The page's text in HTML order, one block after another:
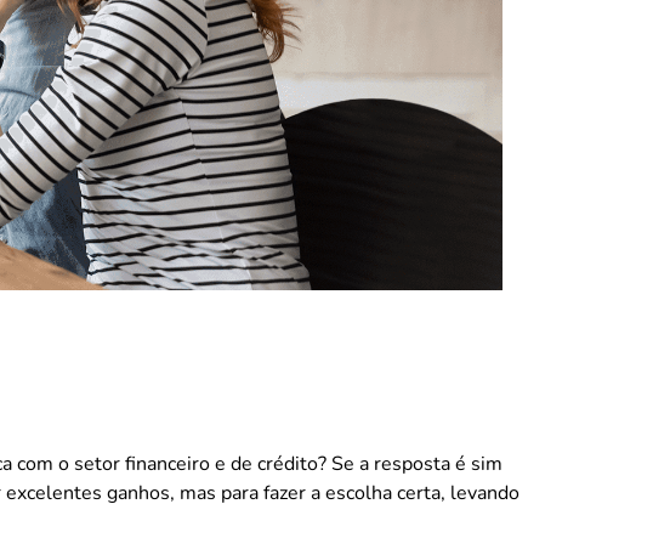
com o setor financeiro e de crédito? Se a resposta é sim
ganhos, mas para fazer a escolha certa, levando